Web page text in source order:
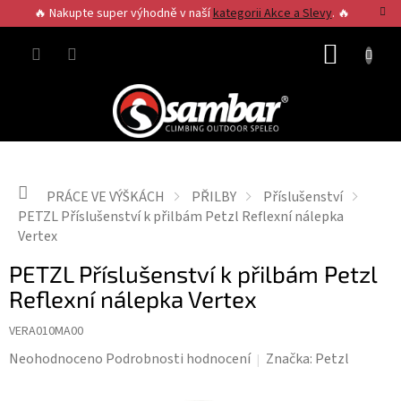
na
obsah
🔥 Nakupte super výhodně v našíkategorii Akce a Slevy. 🔥
Domů
PRÁCE VE VÝŠKÁCH PŘILBY
Příslušenství
PETZL Příslušenství k přilbám Petzl Reflexní nálepka
Vertex
PETZL Příslušenství k přilbám Petzl
Reflexní nálepka Vertex
VERA010MA00
Průměrné
Neohodnoceno Podrobnosti hodnocení Značka: Petzl